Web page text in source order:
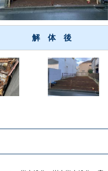
解 体 後